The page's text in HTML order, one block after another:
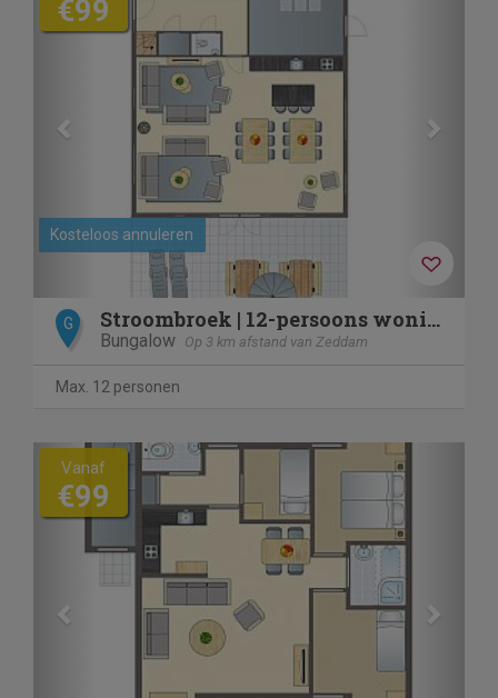
Kosteloos annuleren
€99
G Stroombroek | 12-persoons woning | 12ELW
Bungalow Op 3 km afstand van Zeddam
Max. 12 personen
Previous
Vanaf
€99